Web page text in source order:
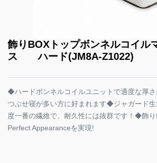
飾りBOXトップボンネルコイル
ス ハード(JM8A-Z1022)
◆ハードボンネルコイルユニットで適度な厚さ
つぶせ寝が多い方に好まれます◆ジャガード
度一番の繊維で、耐久性には抜群です！◆飾り
Perfect Appearanceを実現!